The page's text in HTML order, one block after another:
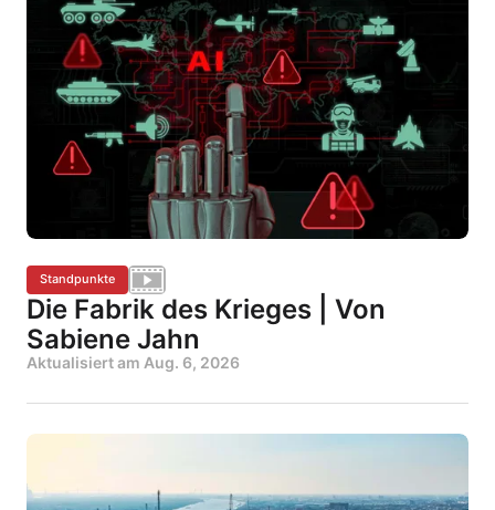
Standpunkte
Die Fabrik des Krieges | Von
Sabiene Jahn
Aktualisiert am Aug. 6, 2026